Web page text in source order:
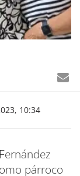
10:34
párroco